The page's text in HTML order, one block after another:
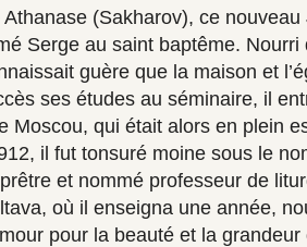
(Sakharov), ce
Serge au saint baptême.
guère que la maison et
ses études au séminaire, il
Moscou, qui était alors en plein
il fut tonsuré moine sous le
et nommé professeur de
où il enseigna une année,
pour la beauté et la grandeur